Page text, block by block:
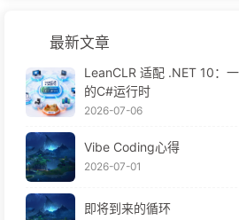
最新文章
LeanCLR 适配 .NET 10：
的C#运行时
2026-07-06
Vibe Coding心得
2026-07-01
即将到来的循环